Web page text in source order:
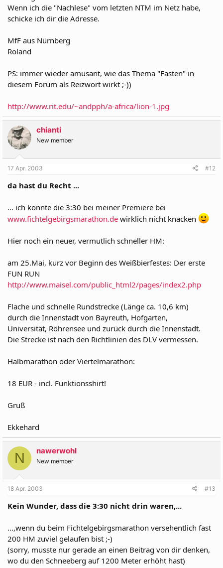
Wenn ich die "Nachlese" vom letzten NTM im Netz habe,
schicke ich dir die Adresse.
MfF aus Nürnberg
Roland
PS: immer wieder amüsant, wie das Thema "Fasten" in
diesem Forum als Reizwort wirkt ;-))
http://www.rit.edu/~andpph/a-africa/lion-1.jpg
chianti
New member
17 Apr. 2003 #12
da hast du Recht ...
... ich konnte die 3:30 bei meiner Premiere bei
www.fichtelgebirgsmarathon.de wirklich nicht knacken
Hier noch ein neuer, vermutlich schneller HM:
am 25.Mai, kurz vor Beginn des Weißbierfestes: Der erste
FUN RUN
http://www.maisel.com/public_html2/pages/index2.php
Flache und schnelle Rundstrecke (Länge ca. 10,6 km)
durch die Innenstadt von Bayreuth, Hofgarten,
Universität, Röhrensee und zurück durch die Innenstadt.
Die Strecke ist nach den Richtlinien des DLV vermessen.
Halbmarathon oder Viertelmarathon:
18 EUR - incl. Funktionsshirt!
Gruß
Ekkehard
N nawerwohl
New member
18 Apr. 2003 #13
Kein Wunder, dass die 3:30 nicht drin waren,...
...,wenn du beim Fichtelgebirgsmarathon versehentlich fast
200 HM zuviel gelaufen bist ;-)
(sorry, musste nur gerade an einen Beitrag von dir denken,
wo du den Schneeberg auf 1200 Meter erhöht hast)